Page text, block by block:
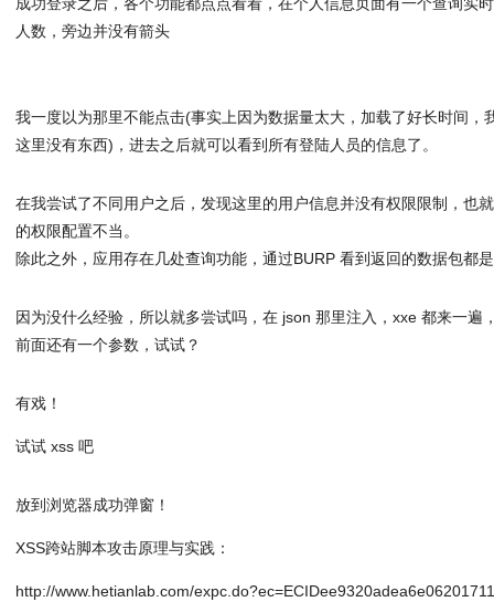
人数，旁边并没有箭头
我一度以为那里不能点击(事实上因为数据量太大，加载了好长时间，
这里没有东西)，进去之后就可以看到所有登陆人员的信息了。
在我尝试了不同用户之后，发现这里的用户信息并没有权限限制，也
的权限配置不当。
除此之外，应用存在几处查询功能，通过BURP 看到返回的数据包都
因为没什么经验，所以就多尝试吗，在 json 那里注入，xxe 都来一遍
前面还有一个参数，试试？
有戏！
试试 xss 吧
放到浏览器成功弹窗！
XSS跨站脚本攻击原理与实践：
http://www.hetianlab.com/